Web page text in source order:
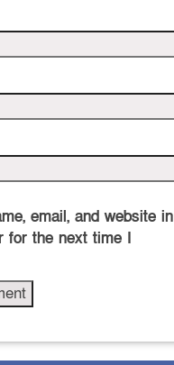
email, and website in
for the next time I